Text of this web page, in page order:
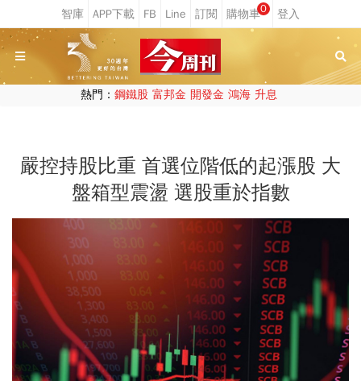
0
熱門： 鋼鐵股 富邦金 開發金 鴻海 升息
嚴控持股比重 首選位階低的起漲股 大
盤箱型震盪 選股重於指數